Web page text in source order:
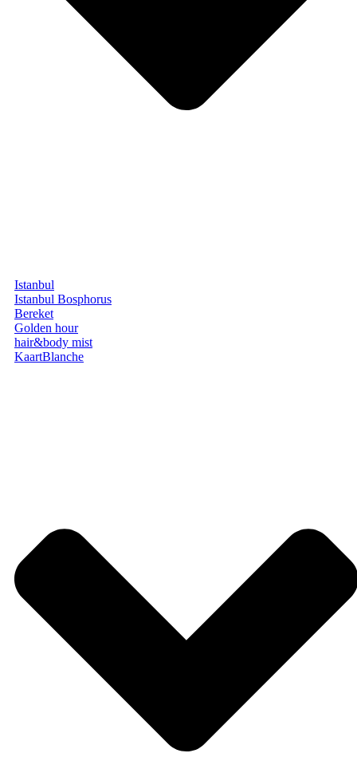
Istanbul
Istanbul Bosphorus
Bereket
Golden hour
hair&body mist
KaartBlanche